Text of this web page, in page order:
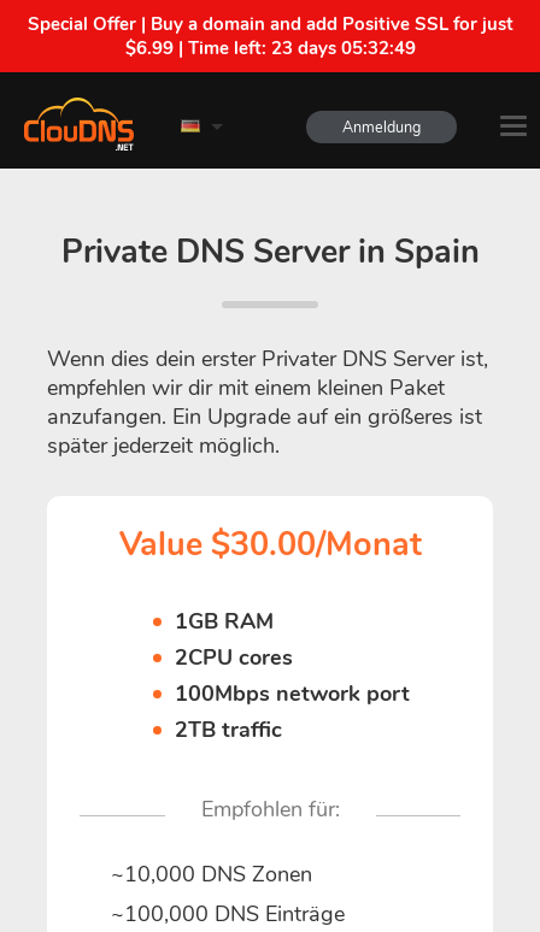
Special Offer | Buy a domain and add Positive SSL for just
$6.99 | Time left: 23 days 05:32:49
Anmeldung
Private DNS Server in Spain
Wenn dies dein erster Privater DNS Server ist,
empfehlen wir dir mit einem kleinen Paket
anzufangen. Ein Upgrade auf ein größeres ist
später jederzeit möglich.
Value $30.00/Monat
1GB RAM
2CPU cores
100Mbps network port
2TB traffic
Empfohlen für:
~10,000 DNS Zonen
~100,000 DNS Einträge